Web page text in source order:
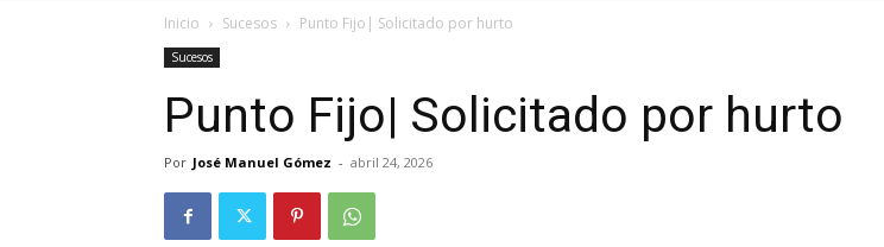
Inicio Sucesos Punto Fijo| Solicitado por hurto
Sucesos
Punto Fijo| Solicitado por hurto
Por José Manuel Gómez - abril 24, 2026